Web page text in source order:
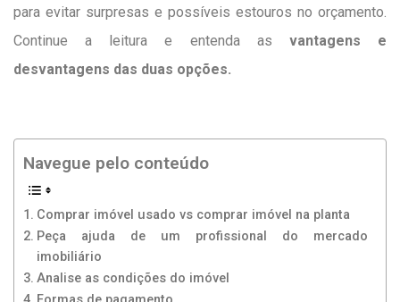
para evitar surpresas e possíveis estouros no orçamento.
Continue a leitura e entenda as vantagens e
desvantagens das duas opções.
Navegue pelo conteúdo
Comprar imóvel usado vs comprar imóvel na planta
Peça ajuda de um profissional do mercado
imobiliário
Analise as condições do imóvel